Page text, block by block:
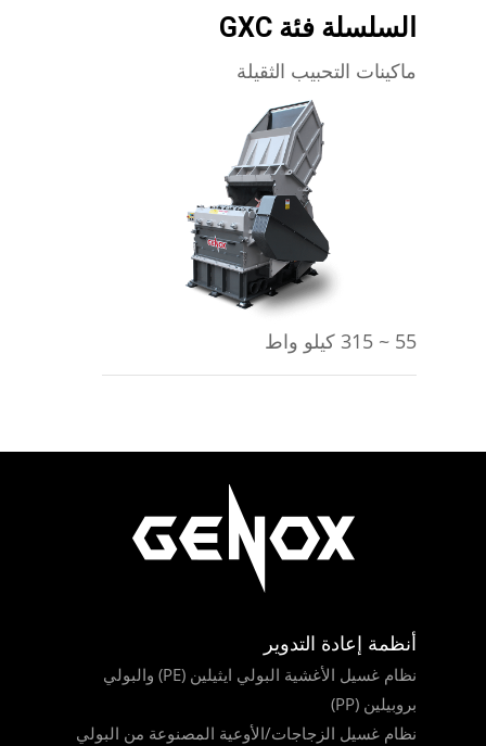
السلسلة فئة GXC
ماكينات التحبيب الثقيلة
55 ~ 315 كيلو واط
أنظمة إعادة التدوير
نظام غسيل الأغشية البولي ايثيلين (PE) والبولي
بروبيلين (PP)
نظام غسيل الزجاجات/الأوعية المصنوعة من البولي